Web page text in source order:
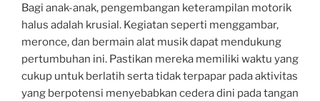
Bagi anak-anak, pengembangan keterampilan motorik
halus adalah krusial. Kegiatan seperti menggambar,
meronce, dan bermain alat musik dapat mendukung
pertumbuhan ini. Pastikan mereka memiliki waktu yang
cukup untuk berlatih serta tidak terpapar pada aktivitas
yang berpotensi menyebabkan cedera dini pada tangan